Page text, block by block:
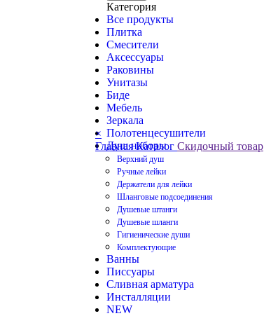
×
ГлавнаяКаталог Скидочный товар
Категория
Все продукты
Плитка
Смесители
Аксессуары
Раковины
Унитазы
Биде
Мебель
Зеркала
Полотенцесушители
Душ наборы
Верхний душ
Ручные лейки
Держатели для лейки
Шланговые подсоединения
Душевые штанги
Душевые шланги
Гигиенические души
Комплектующие
Ванны
Писсуары
Сливная арматура
Инсталляции
NEW